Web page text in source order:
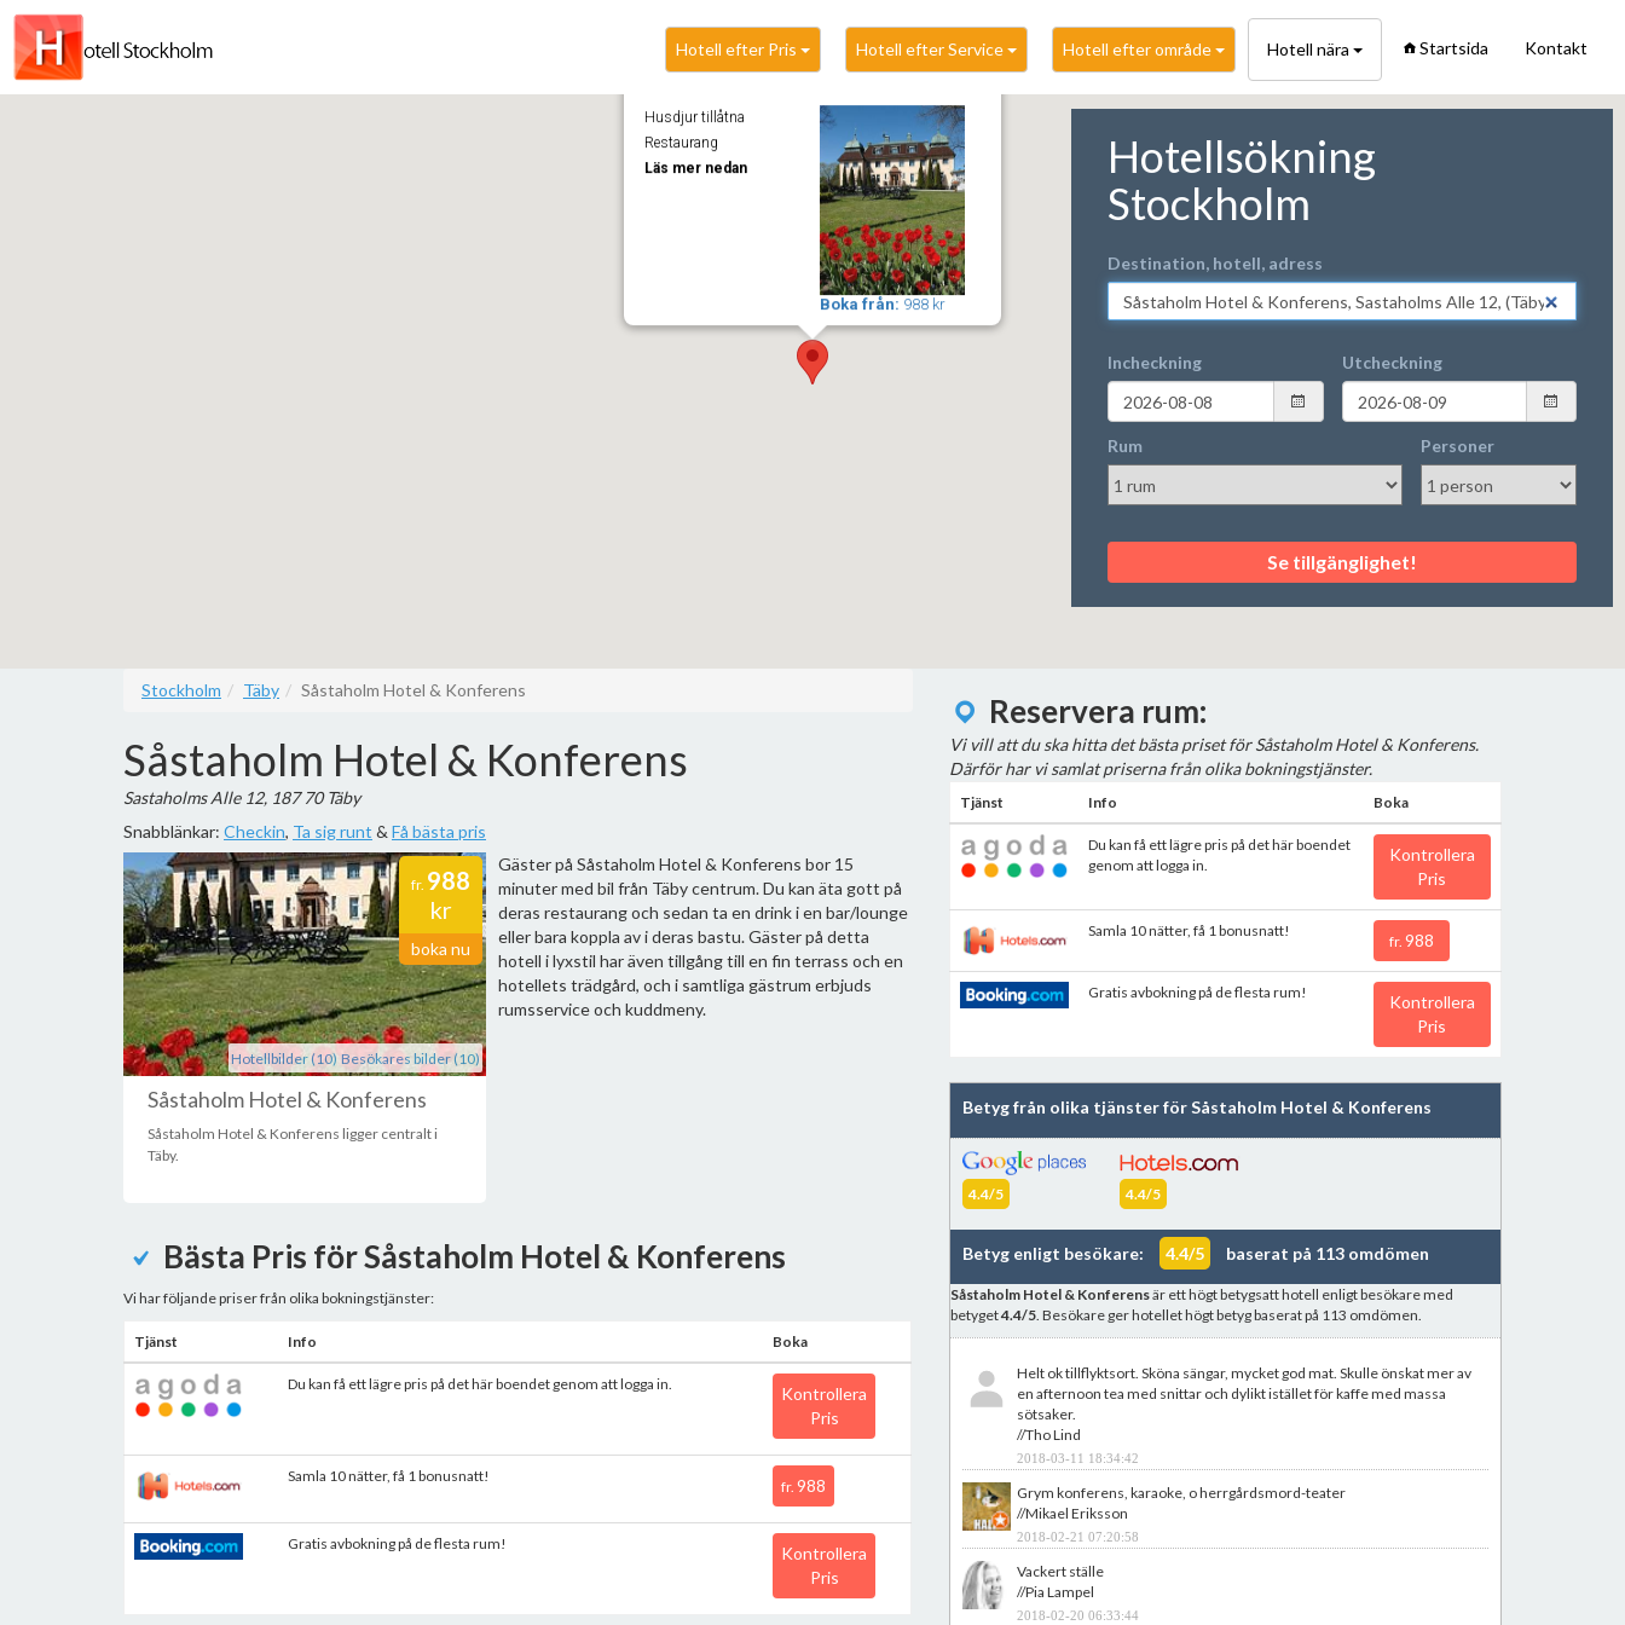
Hotell efter Pris Hotell efter Service Hotell efter område Hotell nära Startsida Kontakt
Husdjur tillåtna
Restaurang
Läs mer nedan
Boka från: 988 kr
Hotellsökning
Stockholm
Destination, hotell, adress
Incheckning Utcheckning
Rum Personer
Se tillgänglighet!
Stockholm Täby Såstaholm Hotel & Konferens
Såstaholm Hotel & Konferens
Sastaholms Alle 12, 187 70 Täby
Snabblänkar: Checkin, Ta sig runt & Få bästa pris
fr. 988
kr
boka nu
Hotellbilder (10) Besökares bilder (10)
Såstaholm Hotel & Konferens
Såstaholm Hotel & Konferens ligger centralt i
Täby.
Gäster på Såstaholm Hotel & Konferens bor 15
minuter med bil från Täby centrum. Du kan äta gott på
deras restaurang och sedan ta en drink i en bar/lounge
eller bara koppla av i deras bastu. Gäster på detta
hotell i lyxstil har även tillgång till en fin terrass och en
hotellets trädgård, och i samtliga gästrum erbjuds
rumsservice och kuddmeny.
Bästa Pris för Såstaholm Hotel & Konferens
Vi har följande priser från olika bokningstjänster:
Tjänst Info Boka
Du kan få ett lägre pris på det här boendet genom att logga in.
Kontrollera
Pris
Samla 10 nätter, få 1 bonusnatt!
fr. 988
Gratis avbokning på de flesta rum!
Kontrollera
Pris
Reservera rum:
Vi vill att du ska hitta det bästa priset för Såstaholm Hotel & Konferens.
Därför har vi samlat priserna från olika bokningstjänster.
Tjänst Info Boka
Du kan få ett lägre pris på det här boendet
genom att logga in.
Kontrollera
Pris
Samla 10 nätter, få 1 bonusnatt!
fr. 988
Gratis avbokning på de flesta rum!
Kontrollera
Pris
Betyg från olika tjänster för Såstaholm Hotel & Konferens
4.4/5 4.4/5
Betyg enligt besökare: 4.4/5 baserat på 113 omdömen
Såstaholm Hotel & Konferensär ett högt betygsatt hotell enligt besökare med
betyget4.4/5. Besökare ger hotellet högt betyg baserat på 113 omdömen.
Helt ok tillflyktsort. Sköna sängar, mycket god mat. Skulle önskat mer av
en afternoon tea med snittar och dylikt istället för kaffe med massa
sötsaker.
//Tho Lind
2018-03-11 18:34:42
Grym konferens, karaoke, o herrgårdsmord-teater
//Mikael Eriksson
2018-02-21 07:20:58
Vackert ställe
//Pia Lampel
2018-02-20 06:33:44